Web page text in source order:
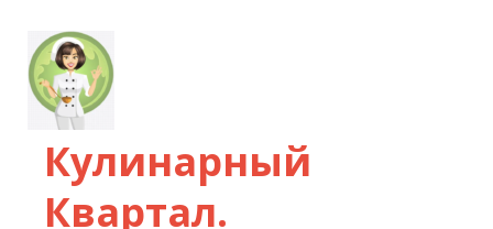
Кулинарный
Квартал.